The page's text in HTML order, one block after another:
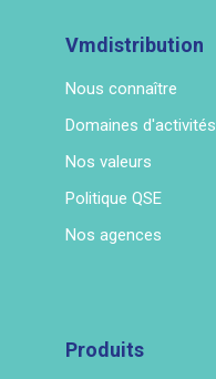
Vmdistribution
Nous connaître
Domaines d'activités
Nos valeurs
Politique QSE
Nos agences
Produits